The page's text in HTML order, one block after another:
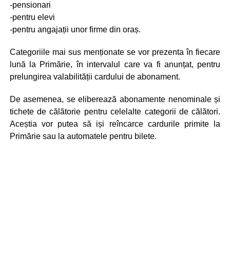
-pensionari
-pentru elevi
-pentru angajații unor firme din oraș.
Categoriile mai sus menționate se vor prezenta în fiecare
lună la Primărie, în intervalul care va fi anunțat, pentru
prelungirea valabilității cardului de abonament.
De asemenea, se eliberează abonamente nenominale și
tichete de călătorie pentru celelalte categorii de călători.
Aceștia vor putea să iși reîncarce cardurile primite la
Primărie sau la automatele pentru bilete.